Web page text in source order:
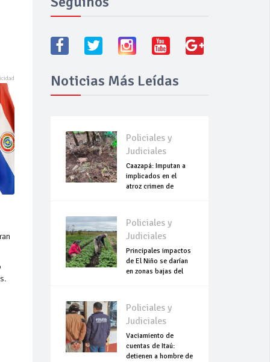
Noticias Más Leídas
Policiales y
Judiciales
Caazapá: Imputan a
implicados en el
atroz crimen de
Policiales y
Judiciales
Principales impactos
de El Niño se darían
en zonas bajas del
Policiales y
Judiciales
Vaciamiento de
cuentas de Itaú:
detienen a hombre de